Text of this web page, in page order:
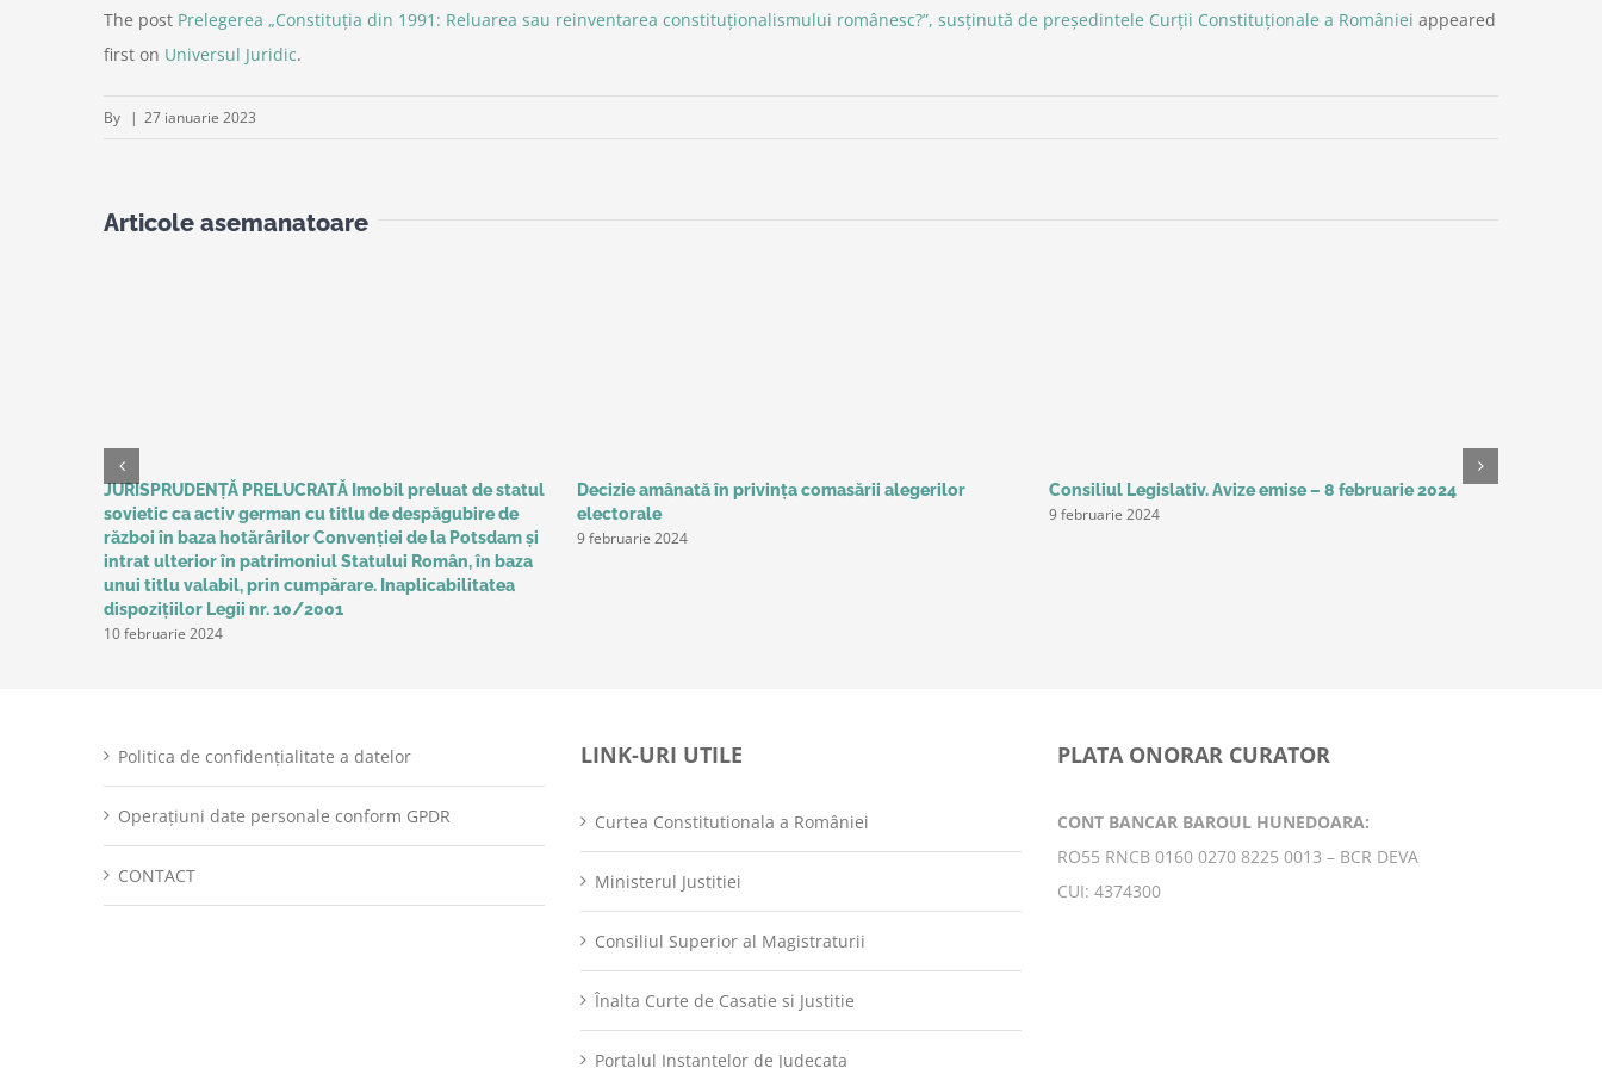
The post Prelegerea „Constituția din 1991: Reluarea sau reinventarea constituționalismului românesc?”, susținută de președintele Curții Constituționale a României appeared
first on Universul Juridic.
By | 27 ianuarie 2023
Articole asemanatoare
JURISPRUDENȚĂ PRELUCRATĂ Imobil preluat de statul
sovietic ca activ german cu titlu de despăgubire de
război în baza hotărârilor Convenţiei de la Potsdam și
intrat ulterior în patrimoniul Statului Român, în baza
unui titlu valabil, prin cumpărare. Inaplicabilitatea
dispozițiilor Legii nr. 10/2001
10 februarie 2024
Decizie amânată în privinţa comasării alegerilor
electorale
9 februarie 2024
Consiliul Legislativ. Avize emise – 8 februarie 2024
9 februarie 2024
Politica de confidențialitate a datelor
Operațiuni date personale conform GPDR
CONTACT
LINK-URI UTILE
Curtea Constitutionala a României
Ministerul Justitiei
Consiliul Superior al Magistraturii
Înalta Curte de Casatie si Justitie
Portalul Instantelor de Judecata
PLATA ONORAR CURATOR
CONT BANCAR BAROUL HUNEDOARA:
RO55 RNCB 0160 0270 8225 0013 – BCR DEVA
CUI: 4374300